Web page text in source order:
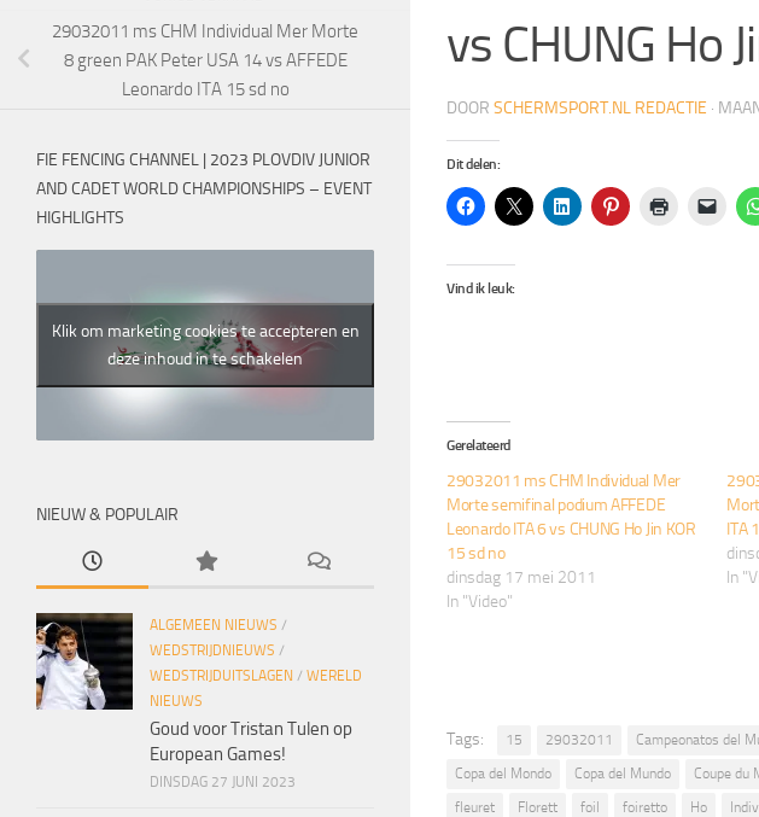
vs CHUNG Ho
DOOR SCHERMSPORT.NL REDACTIE ·
Dit delen:
Vind ik leuk:
Gerelateerd
29032011 ms CHM Individual Mer
Morte semifinal podium AFFEDE
Leonardo ITA 6 vs CHUNG Ho Jin KOR
15 sd no
dinsdag 17 mei 2011
In "Video"
ITA
In
Tags: 15 29032011 Campeonatos del
Copa del Mondo
Copa del Mundo Coupe du
fleuret
Florett foil foiretto Ho
29032011 ms CHM Individual Mer Morte
8 green PAK Peter USA 14 vs AFFEDE
Leonardo ITA 15 sd no
FIE FENCING CHANNEL | 2023 PLOVDIV JUNIOR
AND CADET WORLD CHAMPIONSHIPS – EVENT
HIGHLIGHTS
Klik om marketing cookies te accepteren en
deze inhoud in te schakelen
NIEUW & POPULAIR
ALGEMEEN NIEUWS /
WEDSTRIJDNIEUWS /
WEDSTRIJDUITSLAGEN / WERELD
NIEUWS
Goud voor Tristan Tulen op
European Games!
DINSDAG 27 JUNI 2023